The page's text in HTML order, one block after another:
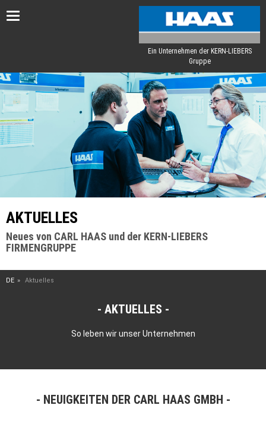
Toggle
Ein Unternehmen der KERN-LIEBERS
Gruppe
AKTUELLES
Neues von CARL HAAS und der KERN-LIEBERS
FIRMENGRUPPE
DE Aktuelles
AKTUELLES
So leben wir unser Unternehmen
NEUIGKEITEN DER CARL HAAS GMBH